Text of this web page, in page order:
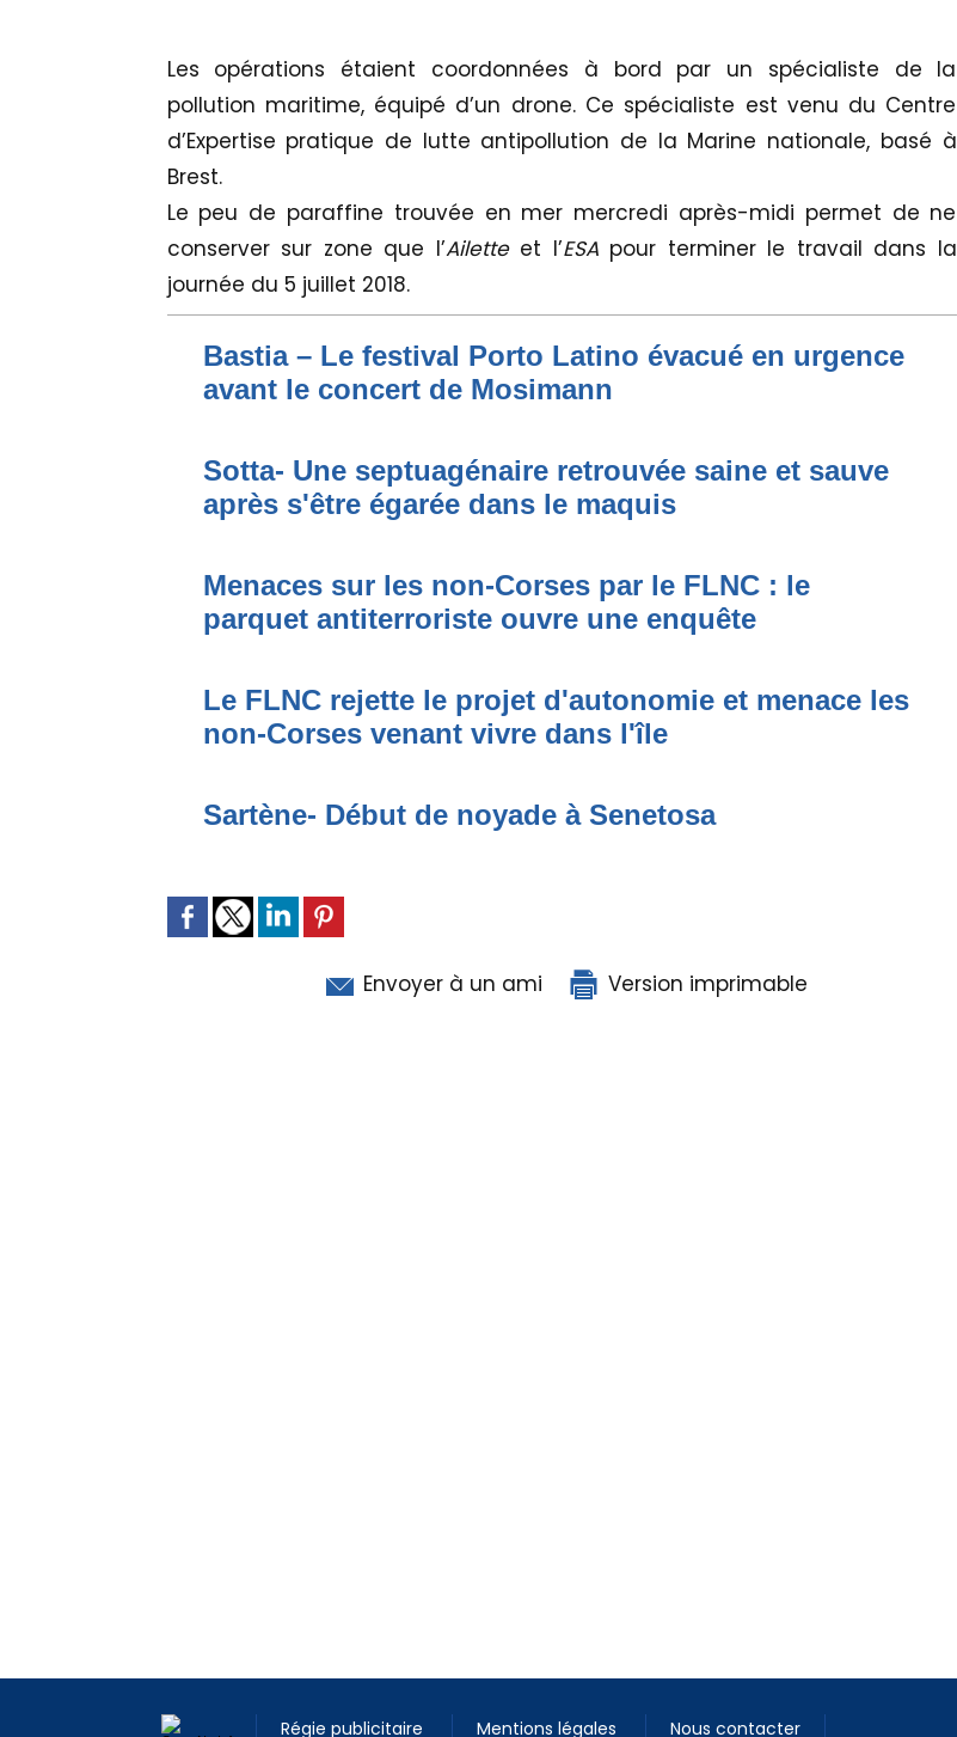
Les opérations étaient coordonnées à bord par un spécialiste de la
pollution maritime, équipé d’un drone. Ce spécialiste est venu du Centre
d’Expertise pratique de lutte antipollution de la Marine nationale, basé à
Brest.
Le peu de paraffine trouvée en mer mercredi après-midi permet de ne
conserver sur zone que l’Ailette et l’ESApour terminer le travail dans la
journée du 5 juillet 2018.
Bastia – Le festival Porto Latino évacué en urgence
avant le concert de Mosimann
Sotta- Une septuagénaire retrouvée saine et sauve
après s'être égarée dans le maquis
Menaces sur les non-Corses par le FLNC : le
parquet antiterroriste ouvre une enquête
Le FLNC rejette le projet d'autonomie et menace les
non-Corses venant vivre dans l'île
Sartène- Début de noyade à Senetosa
Envoyer à un ami Version imprimable